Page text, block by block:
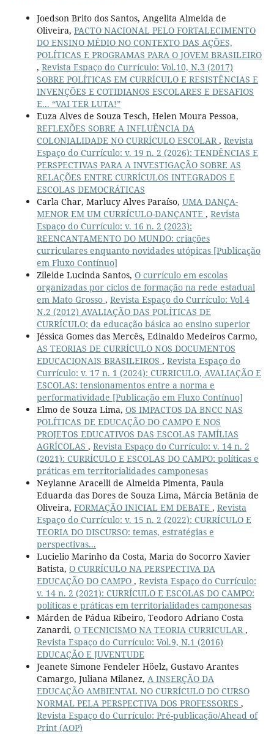
Joedson Brito dos Santos, Angelita Almeida de
Oliveira, PACTO NACIONAL PELO FORTALECIMENTO
DO ENSINO MÉDIO NO CONTEXTO DAS AÇÕES,
POLÍTICAS E PROGRAMAS PARA O JOVEM BRASILEIRO
, Revista Espaço do Currículo: Vol.10, N.3 (2017)
SOBRE POLÍTICAS EM CURRÍCULO E RESISTÊNCIAS E
INVENÇÕES E COTIDIANOS ESCOLARES E DESAFIOS
E... “VAI TER LUTA!”
Euza Alves de Souza Tesch, Helen Moura Pessoa,
REFLEXÕES SOBRE A INFLUÊNCIA DA
COLONIALIDADE NO CURRÍCULO ESCOLAR , Revista
Espaço do Currículo: v. 19 n. 2 (2026): TENDÊNCIAS E
PERSPECTIVAS PARA A INVESTIGAÇÃO SOBRE AS
RELAÇÕES ENTRE CURRÍCULOS INTEGRADOS E
ESCOLAS DEMOCRÁTICAS
Carla Char, Marlucy Alves Paraíso, UMA DANÇA-
MENOR EM UM CURRÍCULO-DANÇANTE , Revista
Espaço do Currículo: v. 16 n. 2 (2023):
REENCANTAMENTO DO MUNDO: criações
curriculares enquanto novidades utópicas [Publicação
em Fluxo Contínuo]
Zileide Lucinda Santos, O currículo em escolas
organizadas por ciclos de formação na rede estadual
em Mato Grosso , Revista Espaço do Currículo: Vol.4
N.2 (2012) AVALIAÇÃO DAS POLÍTICAS DE
CURRÍCULO; da educação básica ao ensino superior
Jéssica Gomes das Mercês, Edinaldo Medeiros Carmo,
AS TEORIAS DE CURRÍCULO NOS DOCUMENTOS
EDUCACIONAIS BRASILEIROS , Revista Espaço do
Currículo: v. 17 n. 1 (2024): CURRICULO, AVALIAÇÃO E
ESCOLAS: tensionamentos entre a norma e
performatividade [Publicação em Fluxo Contínuo]
Elmo de Souza Lima, OS IMPACTOS DA BNCC NAS
POLÍTICAS DE EDUCAÇÃO DO CAMPO E NOS
PROJETOS EDUCATIVOS DAS ESCOLAS FAMÍLIAS
AGRÍCOLAS , Revista Espaço do Currículo: v. 14 n. 2
(2021): CURRÍCULO E ESCOLAS DO CAMPO: políticas e
práticas em territorialidades camponesas
Neylanne Aracelli de Almeida Pimenta, Paula
Eduarda das Dores de Souza Lima, Márcia Betânia de
Oliveira, FORMAÇÃO INICIAL EM DEBATE , Revista
Espaço do Currículo: v. 15 n. 2 (2022): CURRÍCULO E
TEORIA DO DISCURSO: temas, estratégias e
perspectivas...
Lucielio Marinho da Costa, Maria do Socorro Xavier
Batista, O CURRÍCULO NA PERSPECTIVA DA
EDUCAÇÃO DO CAMPO , Revista Espaço do Currículo:
v. 14 n. 2 (2021): CURRÍCULO E ESCOLAS DO CAMPO:
políticas e práticas em territorialidades camponesas
Márden de Pádua Ribeiro, Teodoro Adriano Costa
Zanardi, O TECNICISMO NA TEORIA CURRICULAR ,
Revista Espaço do Currículo: Vol.9, N.1 (2016)
EDUCAÇÃO E JUVENTUDE
Jeanete Simone Fendeler Höelz, Gustavo Arantes
Camargo, Juliana Milanez, A INSERÇÃO DA
EDUCAÇÃO AMBIENTAL NO CURRÍCULO DO CURSO
NORMAL PELA PERSPECTIVA DOS PROFESSORES ,
Revista Espaço do Currículo: Pré-publicação/Ahead of
Print (AOP)